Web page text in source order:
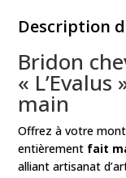
Description
Bridon
«
main
Offrez à votre
entièrement fait
alliant artisanat